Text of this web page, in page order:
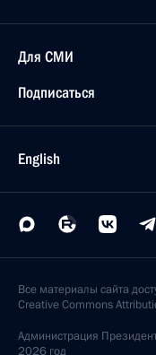
Для СМИ
Подписаться
English
Все материалы сайта
Creative Commons
Администрация
2026 год